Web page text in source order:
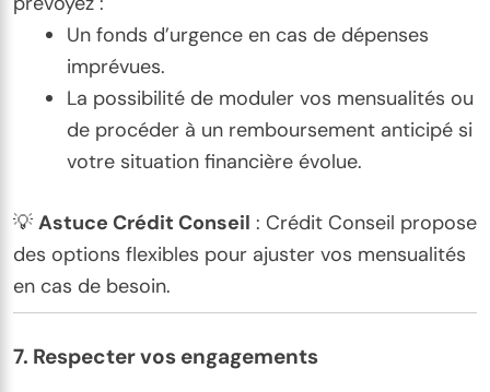
Un fonds d’urgence en cas de dépenses
imprévues.
La possibilité de moduler vos mensualités ou
de procéder à un remboursement anticipé si
votre situation financière évolue.
💡 Astuce Crédit Conseil : Crédit Conseil propose
des options flexibles pour ajuster vos mensualités
en cas de besoin.
7. Respecter vos engagements